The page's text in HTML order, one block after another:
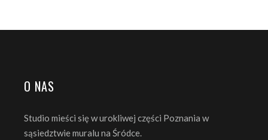
O NAS
Studio mieści się w urokliwej części Poznania w
sąsiedztwie muralu na Śródce.